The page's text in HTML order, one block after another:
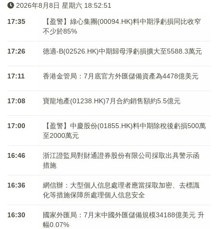
2026年8月8日 星期六 18:52:51
17:35
【盈警】綠心集團(00094.HK)料中期淨虧損同比收窄
不少於85%
17:26 德適-B(02526.HK)中期歸母淨虧損擴大至5588.3萬元
17:11 香港金管局：7月底官方外匯儲備資產為4478億美元
17:08 寶龍地產(01238.HK)7月合約銷售額約5.5億元
17:00
【盈警】中慶股份(01855.HK)料中期除稅後虧損500萬
至2000萬元
16:46
浙江證監局對財通證券股份有限公司採取出具警示函
措施
16:36
網信辦：大型個人信息處理者應當採取加密、去標識
化等措施保障所處理個人信息安全
16:30
國家外匯局：7月末中國外匯儲備規模34188億美元 升
幅0.07%